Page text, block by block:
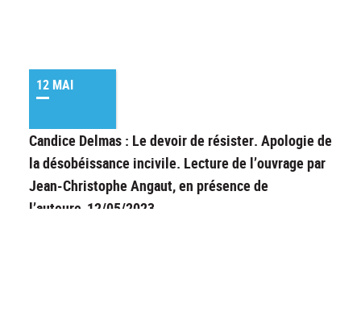
12 MAI
Candice Delmas : Le devoir de résister. Apologie de
la désobéissance incivile. Lecture de l’ouvrage par
Jean-Christophe Angaut, en présence de
l’auteure_12/05/2023